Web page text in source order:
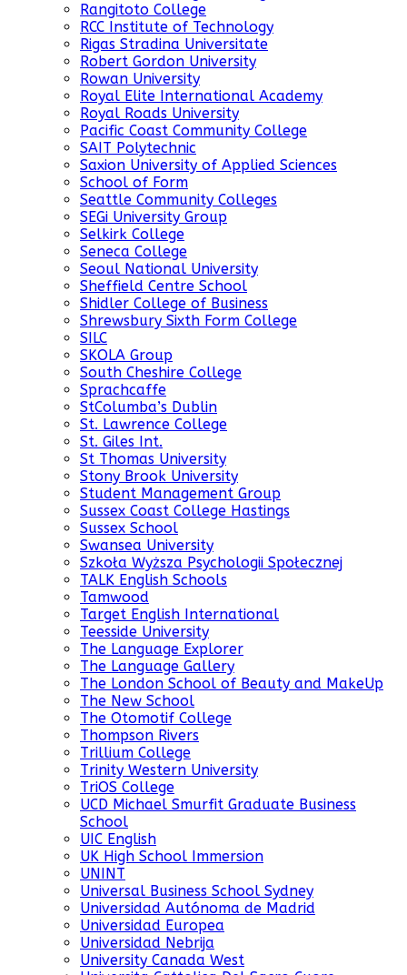
Rangitoto College
RCC Institute of Technology
Rigas Stradina Universitate
Robert Gordon University
Rowan University
Royal Elite International Academy
Royal Roads University
Pacific Coast Community College
SAIT Polytechnic
Saxion University of Applied Sciences
School of Form
Seattle Community Colleges
SEGi University Group
Selkirk College
Seneca College
Seoul National University
Sheffield Centre School
Shidler College of Business
Shrewsbury Sixth Form College
SILC
SKOLA Group
South Cheshire College
Sprachcaffe
StColumba’s Dublin
St. Lawrence College
St. Giles Int.
St Thomas University
Stony Brook University
Student Management Group
Sussex Coast College Hastings
Sussex School
Swansea University
Szkoła Wyższa Psychologii Społecznej
TALK English Schools
Tamwood
Target English International
Teesside University
The Language Explorer
The Language Gallery
The London School of Beauty and MakeUp
The New School
The Otomotif College
Thompson Rivers
Trillium College
Trinity Western University
TriOS College
UCD Michael Smurfit Graduate Business
School
UIC English
UK High School Immersion
UNINT
Universal Business School Sydney
Universidad Autónoma de Madrid
Universidad Europea
Universidad Nebrija
University Canada West